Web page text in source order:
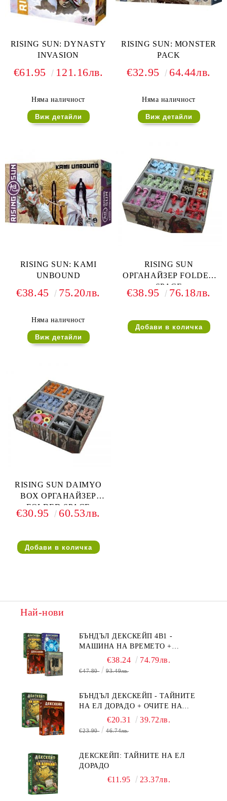
RISING SUN: DYNASTY
INVASION
€61.95 121.16лв.
Няма наличност
Виж детайли
RISING SUN: MONSTER
PACK
€32.95 64.44лв.
Няма наличност
Виж детайли
RISING SUN: KAMI
UNBOUND
€38.45 75.20лв.
Няма наличност
Виж детайли
RISING SUN
ОРГАНАЙЗЕР FOLDED
SPACE
€38.95 76.18лв.
RISING SUN DAIMYO
BOX ОРГАНАЙЗЕР
FOLDED SPACE
€30.95 60.53лв.
Най-нови
БЪНДЪЛ ДЕКСКЕЙП 4В1 -
МАШИНА НА ВРЕМЕТО +
БЯГСТВО ОТ АЛКАТРАЗ +
ТАЙНИТЕ НА ЕЛ ДОРАДО +
€38.24 74.79лв.
€47.80 93.49лв.
БЪНДЪЛ ДЕКСКЕЙП - ТАЙНИТЕ
НА ЕЛ ДОРАДО + ОЧИТЕ НА
ДРАКОНА€20.31 39.72лв.
€23.90 46.74лв.
ДЕКСКЕЙП: ТАЙНИТЕ НА ЕЛ
ДОРАДО
€11.95 23.37лв.